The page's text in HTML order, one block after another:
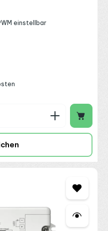
einstellbar
gewünschten Wert